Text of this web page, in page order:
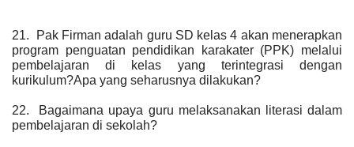
21. Pak Firman adalah guru SD kelas 4 akan menerapkan
program penguatan pendidikan karakater (PPK) melalui
pembelajaran di kelas yang terintegrasi dengan
kurikulum?Apa yang seharusnya dilakukan?
22. Bagaimana upaya guru melaksanakan literasi dalam
pembelajaran di sekolah?